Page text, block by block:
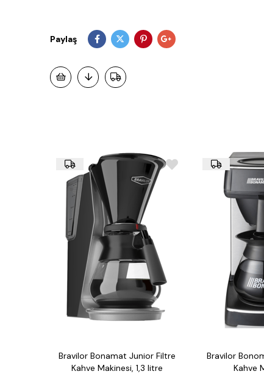
Paylaş
Bravilor Bonamat Junior Filtre
Kahve Makinesi, 1,3 litre
Bravilor
Kahve